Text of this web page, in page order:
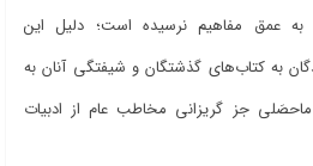
عمق مفاهیم نرسیده است؛ دلیل این
به کتابهای گذشتگان و شیفتگی آنان به
جز گریزانی مخاطب عام از ادبیات